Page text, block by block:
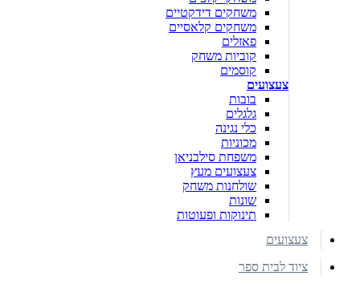
משחקים דידקטיים
משחקים קלאסיים
פאזלים
קוביות משחק
קוסמים
צעצועים
בובות
גלגלים
כלי נגינה
מכוניות
משפחת סילבניאן
צעצועים מעץ
שולחנות משחק
שונות
תינוקות ופעוטות
צעצועים
ציוד לבית ספר